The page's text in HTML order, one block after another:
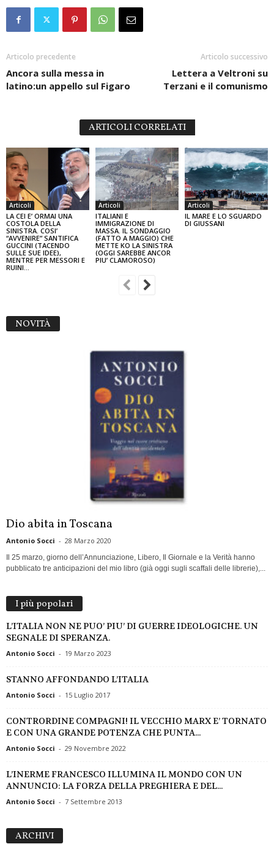
Articolo precedente
Ancora sulla messa in
latino:un appello sul Figaro
Articolo successivo
Lettera a Veltroni su
Terzani e il comunismo
ARTICOLI CORRELATI
Articoli
LA CEI E’ ORMAI UNA
COSTOLA DELLA
SINISTRA. COSI’
“AVVENIRE” SANTIFICA
GUCCINI (TACENDO
SULLE SUE IDEE),
MENTRE PER MESSORI E
RUINI…
Articoli
ITALIANI E
IMMIGRAZIONE DI
MASSA. IL SONDAGGIO
(FATTO A MAGGIO) CHE
METTE KO LA SINISTRA
(OGGI SAREBBE ANCOR
PIU’ CLAMOROSO)
Articoli
IL MARE E LO SGUARDO
DI GIUSSANI
NOVITÀ
Dio abita in Toscana
Antonio Socci - 28 Marzo 2020
Il 25 marzo, giorno dell’Annunciazione, Libero, Il Giornale e la Verità hanno
pubblicato tre anticipazioni del mio libro (già oggi sugli scaffali delle librerie),...
I più popolari
L’ITALIA NON NE PUO’ PIU’ DI GUERRE IDEOLOGICHE. UN
SEGNALE DI SPERANZA.
Antonio Socci - 19 Marzo 2023
STANNO AFFONDANDO L’ITALIA
Antonio Socci - 15 Luglio 2017
CONTRORDINE COMPAGNI! IL VECCHIO MARX E’ TORNATO
E CON UNA GRANDE POTENZA CHE PUNTA...
Antonio Socci - 29 Novembre 2022
L’INERME FRANCESCO ILLUMINA IL MONDO CON UN
ANNUNCIO: LA FORZA DELLA PREGHIERA E DEL...
Antonio Socci - 7 Settembre 2013
ARCHIVI